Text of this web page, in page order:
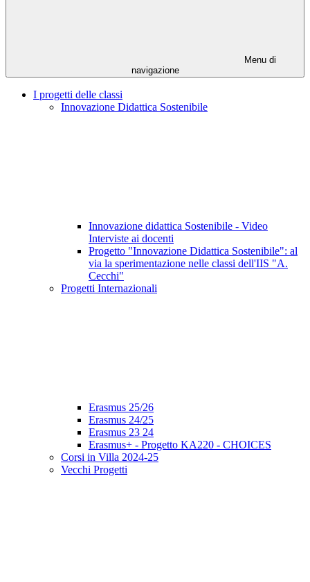
Menu di
navigazione
I progetti delle classi
Innovazione Didattica Sostenibile
Innovazione didattica Sostenibile - Video
Interviste ai docenti
Progetto "Innovazione Didattica Sostenibile": al
via la sperimentazione nelle classi dell'IIS "A.
Cecchi"
Progetti Internazionali
Erasmus 25/26
Erasmus 24/25
Erasmus 23 24
Erasmus+ - Progetto KA220 - CHOICES
Corsi in Villa 2024-25
Vecchi Progetti